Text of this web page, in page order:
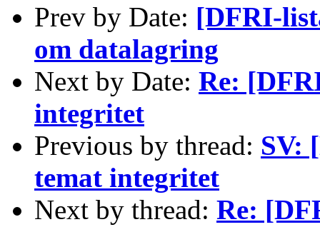
Prev by Date: [DFRI-
om datalagring
Next by Date: Re:
integritet
Previous by thread: SV:
temat integritet
Next by thread: Re: